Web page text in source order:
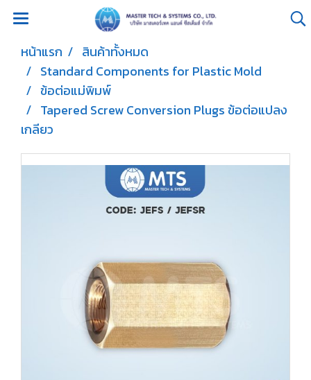
หน้าแรก
สินค้าทั้งหมด
Standard Components for Plastic Mold
ข้อต่อแม่พิมพ์
Tapered Screw Conversion Plugs ข้อต่อแปลง
เกลียว